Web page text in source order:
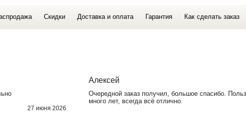
Скидки Доставка и оплата Гарантия Как сделать заказ
27 июня 2026
Алексей
Очередной заказ получил, большое спасибо.
много лет, всегда всё отлично.